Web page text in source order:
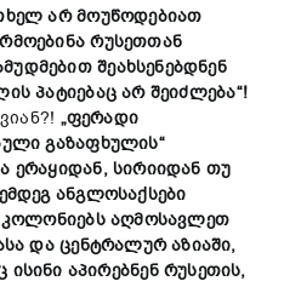
არმოუწოდებიათ
რუსეთთან
შეახსენებდნენ
პატიებაც არ შეიძლება“!
„ფერადი
გაზაფხულის“
ერაყიდან, სირიიდან თუ
ანგლოსაქსები
კოლონიებს აღმოსავლეთ
და ცენტრალურ აზიაში,
აპირებნენ რუსეთის,